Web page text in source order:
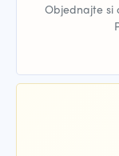
Objednajte si